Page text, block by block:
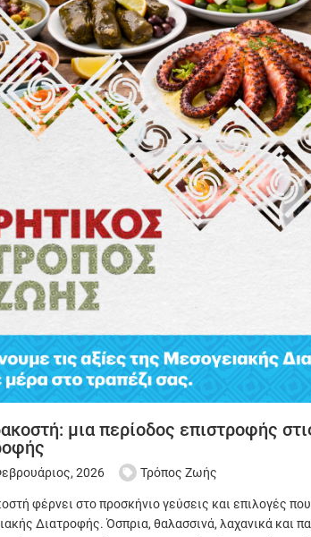
μια περίοδος επιστροφής
2026 Τρόπος Ζωής
φέρνει στο προσκήνιο γεύσεις και επιλογές
Διατροφής. Όσπρια, θαλασσινά, λαχανικά και